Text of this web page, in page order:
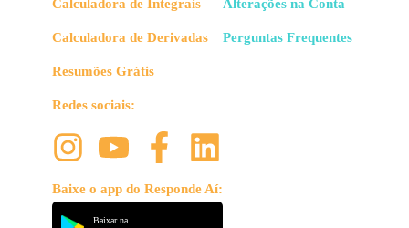
Calculadora de Integrais
Calculadora de Derivadas
Resumões Grátis
Redes sociais:
Baixe o app do Responde Aí:
Baixar na
Alterações na Conta
Perguntas Frequentes